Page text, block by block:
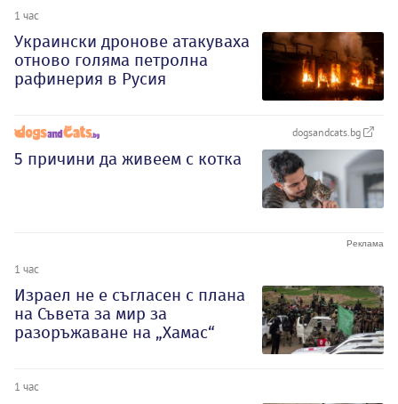
1 час
Украински дронове атакуваха
отново голяма петролна
рафинерия в Русия
dogsandcats.bg
5 причини да живеем с котка
1 час
Израел не е съгласен с плана
на Съвета за мир за
разоръжаване на „Хамас“
1 час